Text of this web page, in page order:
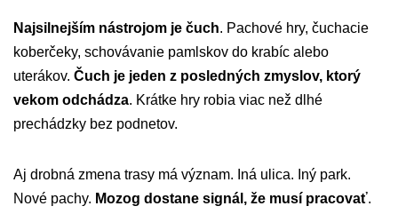
Najsilnejším nástrojom je čuch. Pachové hry, čuchacie
koberčeky, schovávanie pamlskov do krabíc alebo
uterákov. Čuch je jeden z posledných zmyslov, ktorý
vekom odchádza. Krátke hry robia viac než dlhé
prechádzky bez podnetov.
Aj drobná zmena trasy má význam. Iná ulica. Iný park.
Nové pachy. Mozog dostane signál, že musí pracovať.